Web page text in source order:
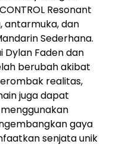
Resonant
antarmuka, dan
Sederhana.
Dylan Faden dan
berubah akibat
realitas,
juga dapat
gaya
senjata unik